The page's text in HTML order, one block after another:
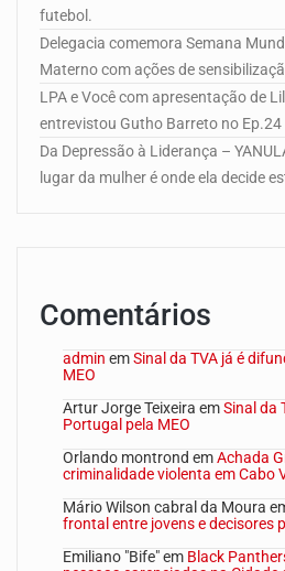
futebol.
Delegacia comemora Semana
Materno com ações de
LPA e Você com apresentação de
entrevistou Gutho Barreto no Ep.24
Da Depressão à Liderança –
lugar da mulher é onde ela decide
Comentários
admin emSinal da TVA já é
MEO
Artur Jorge Teixeira emSinal da
Portugal pela MEO
Orlando montrond emAchada
criminalidade violenta em Cabo
Mário Wilson cabral da Moura
frontal entre jovens e decisores
Emiliano "Bife"em Black